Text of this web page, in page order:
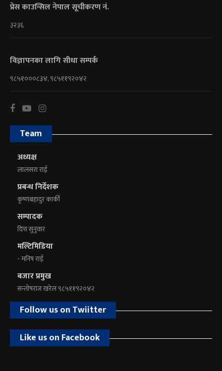
प्रेस काउन्सिल नेपाल सूचीकरण नं.
३२३६
विज्ञापनका लागि सीधा सम्पर्क
९८५१०००८३४, ९८५११९२०४२
Team
अध्यक्ष
लालसरा राई
प्रबन्ध निर्देशक
कृष्णबहादुर कार्की
सम्पादक
दिपा सुनुवार
मल्टिमिडिया
- मनिष राई
बजार प्रमुख
सन्तोषराज खरेल ९८५११९२०४२
Follow us on Twiitter
Like us on Facebook